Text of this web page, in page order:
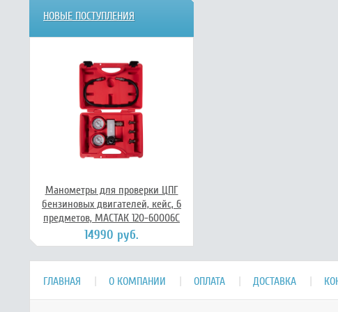
НОВЫЕ ПОСТУПЛЕНИЯ
Манометры для проверки ЦПГ
бензиновых двигателей, кейс, 6
предметов, МАСТАК 120-60006C
14990 руб.
ГЛАВНАЯ О КОМПАНИИ ОПЛАТА ДОСТАВКА